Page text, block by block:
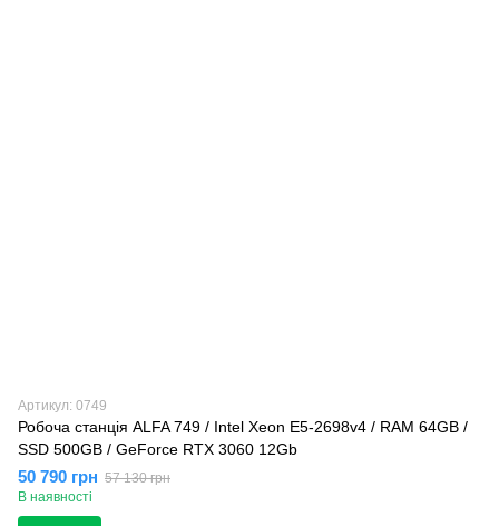
Артикул: 0749
Робоча станція ALFA 749 / Intel Xeon E5-2698v4 / RAM 64GB /
SSD 500GB / GeForce RTX 3060 12Gb
50 790 грн 57 130 грн
В наявності